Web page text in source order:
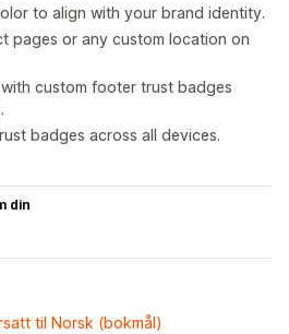
to align with your brand identity.
pages or any custom location on
custom footer trust badges
badges across all devices.
din
til Norsk (bokmål)